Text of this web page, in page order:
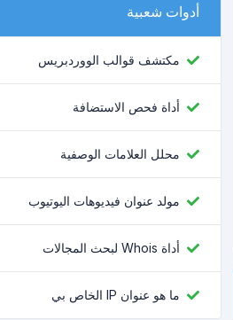
أدوات شعبية
مكتشف قوالب الووردبريس
أداة فحص الاستضافة
محلل العلامات الوصفية
مولد عنوان فيديوهات اليوتيوب
أداة Whois لبحث المجالات
ما هو عنوان IP الخاص بي